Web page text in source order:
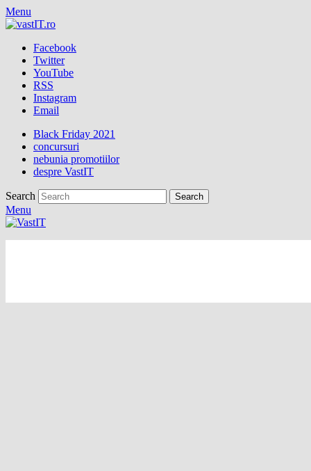
Menu
Facebook
Twitter
YouTube
RSS
Instagram
Email
Black Friday 2021
concursuri
nebunia promotiilor
despre VastIT
Search
Menu